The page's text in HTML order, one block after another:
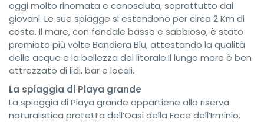
oggi molto rinomata e conosciuta, soprattutto dai
giovani. Le sue spiagge si estendono per circa 2 Km di
costa. Il mare, con fondale basso e sabbioso, è stato
premiato più volte Bandiera Blu, attestando la qualità
delle acque e la bellezza del litorale.Il lungo mare è ben
attrezzato di lidi, bar e locali.
La spiaggia di Playa grande
La spiaggia di Playa grande appartiene alla riserva
naturalistica protetta dell’Oasi della Foce dell’Irminio.